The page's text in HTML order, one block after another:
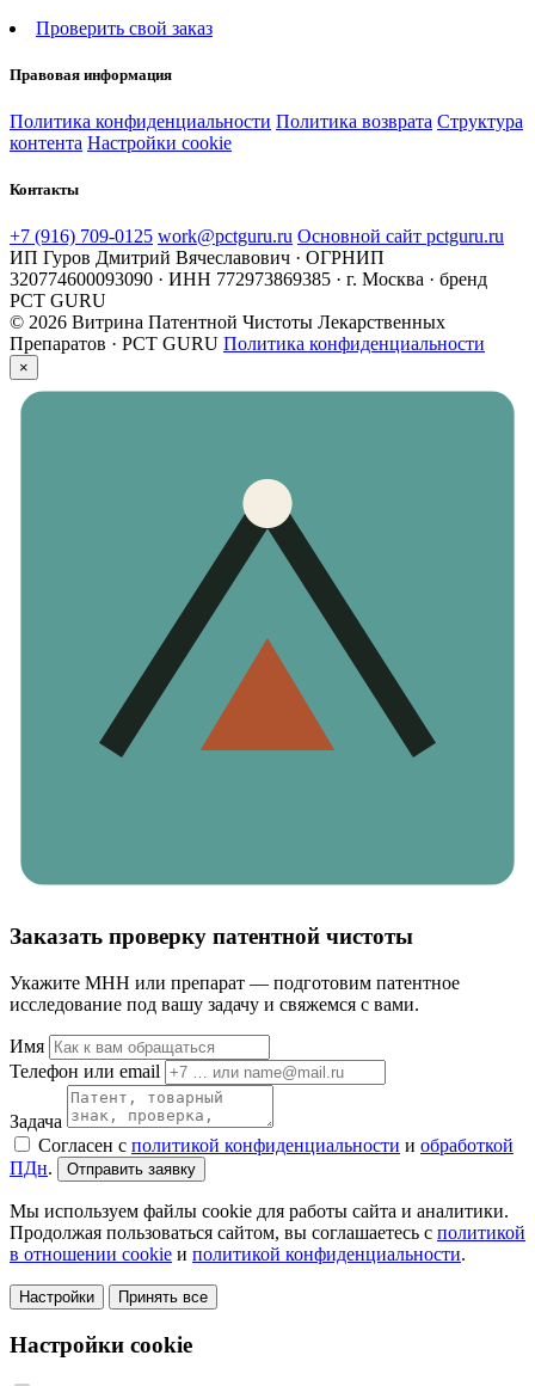
Проверить свой заказ
Правовая информация
Политика конфиденциальности Политика возврата Структура
контента Настройки cookie
Контакты
+7 (916) 709-0125 work@pctguru.ru Основной сайт pctguru.ru
ИП Гуров Дмитрий Вячеславович · ОГРНИП
320774600093090 · ИНН 772973869385 · г. Москва · бренд
PCT GURU
© 2026 Витрина Патентной Чистоты Лекарственных
Препаратов · PCT GURU Политика конфиденциальности
×
Заказать проверку патентной чистоты
Укажите МНН или препарат — подготовим патентное
исследование под вашу задачу и свяжемся с вами.
Имя
Телефон или email
Задача
Согласен с политикой конфиденциальности и обработкой
ПДн. Отправить заявку
Мы используем файлы cookie для работы сайта и аналитики.
Продолжая пользоваться сайтом, вы соглашаетесь с политикой
в отношении cookie и политикой конфиденциальности.
Настройки Принять все
Настройки cookie